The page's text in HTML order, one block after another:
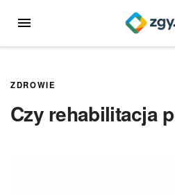
MENU
ZDROWIE
Czy rehabilitacja